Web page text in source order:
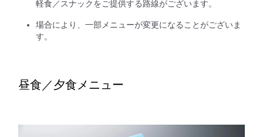
軽食／スナックをご提供する路線がございます。
場合により、一部メニューが変更になることがございま
す。
昼食／夕食メニュー